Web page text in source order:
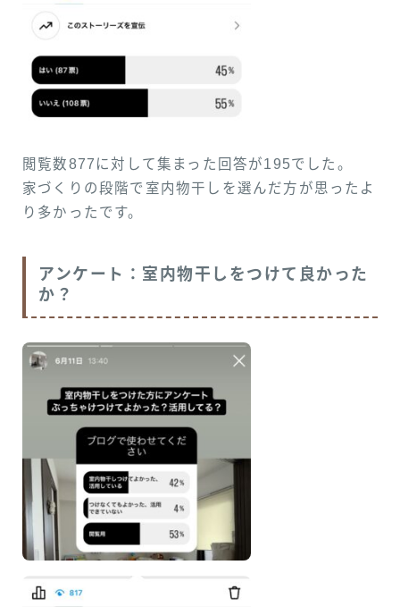
閲覧数877に対して集まった回答が195でした。
家づくりの段階で室内物干しを選んだ方が思ったよ
り多かったです。
アンケート：室内物干しをつけて良かった
か？